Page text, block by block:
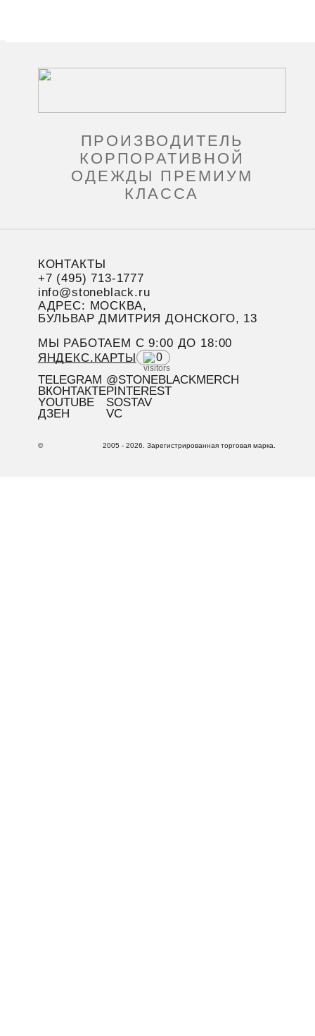
ПРОИЗВОДИТЕЛЬ
КОРПОРАТИВНОЙ
ОДЕЖДЫ ПРЕМИУМ
КЛАССА
КОНТАКТЫ
+7 (495) 713-1777
info@stoneblack.ru
АДРЕС: МОСКВА,
БУЛЬВАР ДМИТРИЯ ДОНСКОГО, 13
МЫ РАБОТАЕМ C 9:00 ДО 18:00
ЯНДЕКС.КАРТЫ
0
TELEGRAM
ВКОНТАКТЕ
YOUTUBE
ДЗЕН
@STONEBLACKMERCH
PINTEREST
SOSTAV
VC
© 2005 - 2026. Зарегистрированная торговая марка.